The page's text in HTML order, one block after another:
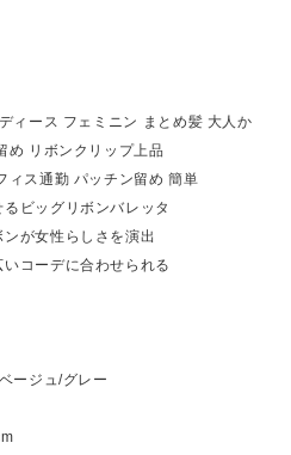
ィース フェミニン まとめ髪 大人か
め リボンクリップ上品
ィス通勤 パッチン留め 簡単
ビッグリボンバレッタ
が女性らしさを演出
コーデに合わせられる
ージュ/グレー